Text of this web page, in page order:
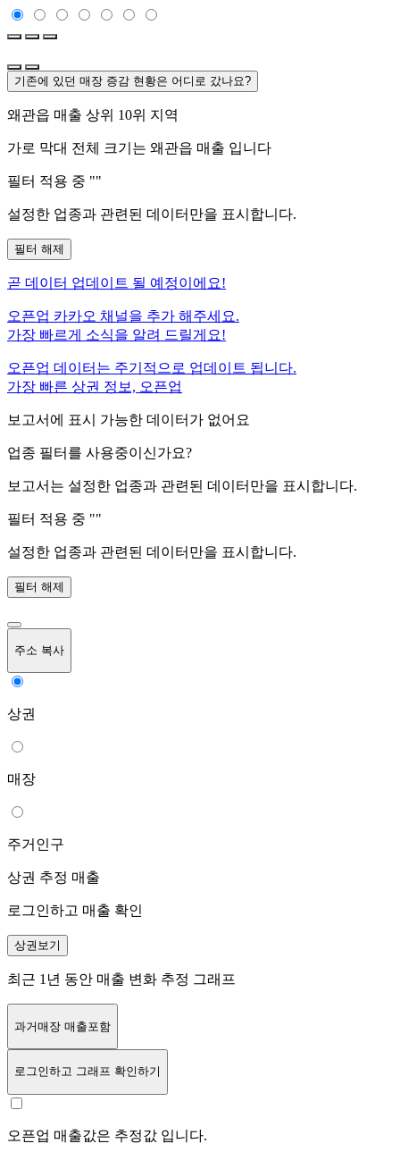
기존에 있던 매장 증감 현황은 어디로 갔나요?
왜관읍 매출 상위 10위 지역
가로 막대 전체 크기는 왜관읍 매출 입니다
필터 적용 중 ""
설정한 업종과 관련된 데이터만을 표시합니다.
필터 해제
곧 데이터 업데이트 될 예정이에요!
오픈업 카카오 채널을 추가 해주세요.
가장 빠르게 소식을 알려 드릴게요!
오픈업 데이터는 주기적으로 업데이트 됩니다.
가장 빠른 상권 정보, 오픈업
보고서에 표시 가능한 데이터가 없어요
업종 필터를 사용중이신가요?
보고서는 설정한 업종과 관련된 데이터만을 표시합니다.
필터 적용 중 ""
설정한 업종과 관련된 데이터만을 표시합니다.
필터 해제
주소 복사
상권
매장
주거인구
상권 추정 매출
로그인하고 매출 확인
상권보기
최근 1년 동안 매출 변화 추정 그래프
과거매장 매출포함
로그인하고 그래프 확인하기
오픈업 매출값은 추정값 입니다.